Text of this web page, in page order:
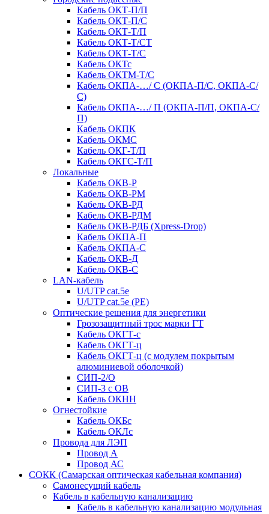
Кабель ОКТ-П/П
Кабель ОКТ-П/С
Кабель ОКТ-Т/П
Кабель ОКТ-Т/СТ
Кабель ОКТ-Т/С
Кабель ОКТс
Кабель ОКТМ-Т/С
Кабель ОКПА-…/ С (ОКПА-П/С, ОКПА-С/
С)
Кабель ОКПА-…/ П (ОКПА-П/П, ОКПА-С/
П)
Кабель ОКПК
Кабель ОКМС
Кабель ОКГ-Т/П
Кабель ОКГС-Т/П
Локальные
Кабель ОКВ-Р
Кабель ОКВ-РМ
Кабель ОКВ-РД
Кабель ОКВ-РДМ
Кабель ОКВ-РДБ (Xpress-Drop)
Кабель ОКПА-П
Кабель ОКПА-С
Кабель ОКВ-Д
Кабель ОКВ-С
LAN-кабель
U/UTP cat.5e
U/UTP cat.5e (PE)
Оптические решения для энергетики
Грозозащитный трос марки ГТ
Кабель ОКГТ-с
Кабель ОКГТ-ц
Кабель ОКГТ-ц (с модулем покрытым
алюминиевой оболочкой)
СИП-2/О
СИП-3 с ОВ
Кабель ОКНН
Огнестойкие
Кабель ОКБc
Кабель ОКЛc
Провода для ЛЭП
Провод А
Провод АС
СОКК (Самарская оптическая кабельная компания)
Самонесущий кабель
Кабель в кабельную канализацию
Кабель в кабельную канализацию модульная